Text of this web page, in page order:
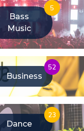
Bass
Music
5
Business
52
Dance
23